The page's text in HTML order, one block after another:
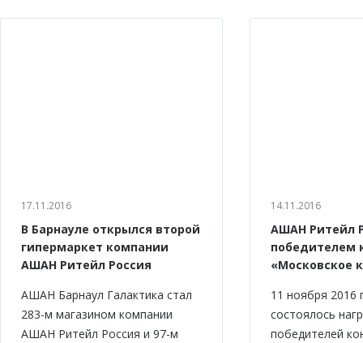
17.11.2016
В Барнауле открылся второй
гипермаркет компании
АШАН Ритейл Россия
АШАН Барнаул Галактика стал
283-м магазином компании
АШАН Ритейл Россия и 97-м
14.11.2016
АШАН Ритейл
победителем
«Московское
11 ноября 2016
состоялось
победителей